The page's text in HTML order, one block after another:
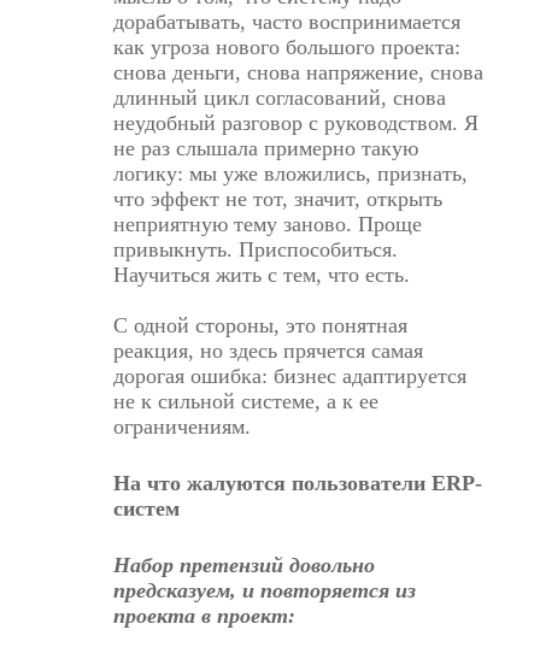
дорабатывать, часто воспринимается
как угроза нового большого проекта:
снова деньги, снова напряжение, снова
длинный цикл согласований, снова
неудобный разговор с руководством. Я
не раз слышала примерно такую
логику: мы уже вложились, признать,
что эффект не тот, значит, открыть
неприятную тему заново. Проще
привыкнуть. Приспособиться.
Научиться жить с тем, что есть.
С одной стороны, это понятная
реакция, но здесь прячется самая
дорогая ошибка: бизнес адаптируется
не к сильной системе, а к ее
ограничениям.
На что жалуются пользователи ERP-
систем
Набор претензий довольно
предсказуем, и повторяется из
проекта в проект: